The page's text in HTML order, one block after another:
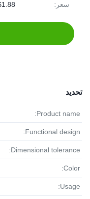
سعر: $2.81/ piece
تحديد
Product name:
Functional design:
Dimensional tolerance:
Color:
Usage: